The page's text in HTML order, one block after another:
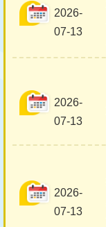
2026-
07-13
2026-
07-13
2026-
07-13